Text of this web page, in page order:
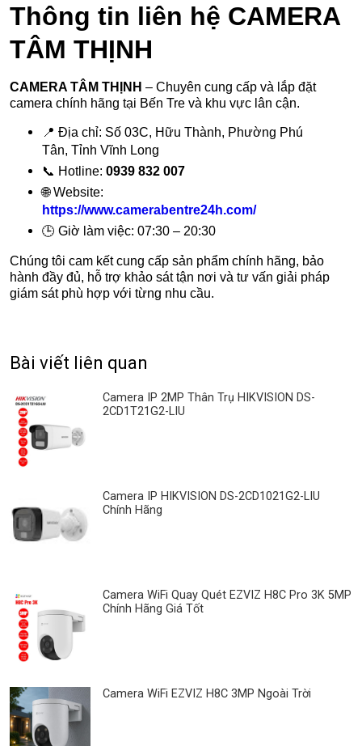
Thông tin liên hệ CAMERA
TÂM THỊNH
CAMERA TÂM THỊNH – Chuyên cung cấp và lắp đặt
camera chính hãng tại Bến Tre và khu vực lân cận.
📍 Địa chỉ: Số 03C, Hữu Thành, Phường Phú
Tân, Tỉnh Vĩnh Long
📞 Hotline: 0939 832 007
🌐 Website:
https://www.camerabentre24h.com/
🕒 Giờ làm việc: 07:30 – 20:30
Chúng tôi cam kết cung cấp sản phẩm chính hãng, bảo
hành đầy đủ, hỗ trợ khảo sát tận nơi và tư vấn giải pháp
giám sát phù hợp với từng nhu cầu.
Bài viết liên quan
Camera IP 2MP Thân Trụ HIKVISION DS-
2CD1T21G2-LIU
Camera IP HIKVISION DS-2CD1021G2-LIU
Chính Hãng
Camera WiFi Quay Quét EZVIZ H8C Pro 3K 5MP
Chính Hãng Giá Tốt
Camera WiFi EZVIZ H8C 3MP Ngoài Trời